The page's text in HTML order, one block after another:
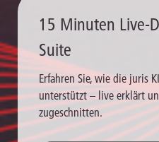
15 Minuten Live-
Suite
Erfahren Sie, wie die juris
unterstützt – live erklärt
zugeschnitten.